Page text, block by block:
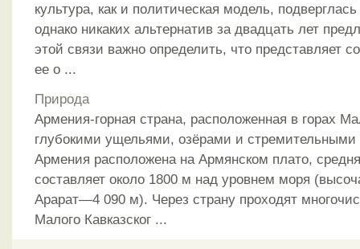
культура, как и политическая модель,
однако никаких альтернатив за двадцать лет
этой связи важно определить, что представляет
ее о ...
Природа
Армения-горная страна, расположенная в горах
глубокими ущельями, озёрами и
Армения расположена на Армянском плато,
составляет около 1800 м над уровнем моря
Арарат—4 090 м). Через страну проходят
Малого Кавказског ...